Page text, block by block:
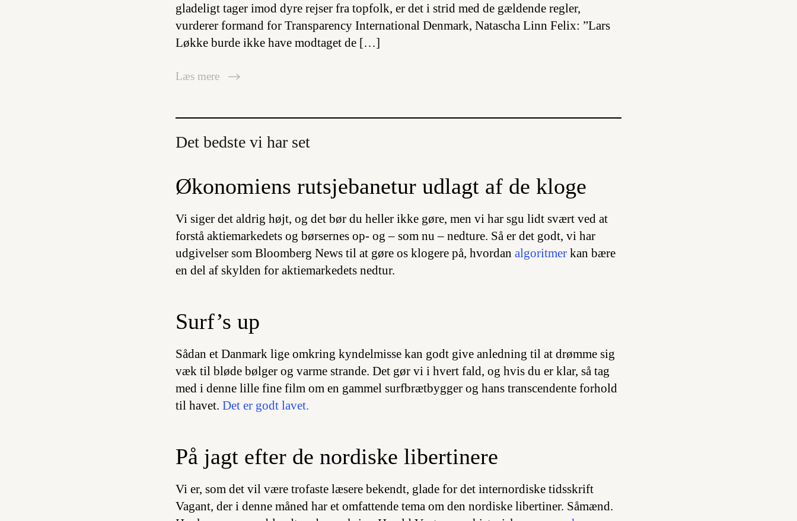
gladeligt tager imod dyre rejser fra topfolk, er det i strid med de gældende regler,
vurderer formand for Transparency International Denmark, Natascha Linn Felix: ”Lars
Løkke burde ikke have modtaget de […]
Læs mere
Det bedste vi har set
Økonomiens rutsjebanetur udlagt af de kloge
Vi siger det aldrig højt, og det bør du heller ikke gøre, men vi har sgu lidt svært ved at
forstå aktiemarkedets og børsernes op- og – som nu – nedture. Så er det godt, vi har
udgivelser som Bloomberg News til at gøre os klogere på, hvordan algoritmer kan bære
en del af skylden for aktiemarkedets nedtur.
Surf’s up
Sådan et Danmark lige omkring kyndelmisse kan godt give anledning til at drømme sig
væk til bløde bølger og varme strande. Det gør vi i hvert fald, og hvis du er klar, så tag
med i denne lille fine film om en gammel surfbrætbygger og hans transcendente forhold
til havet. Det er godt lavet.
På jagt efter de nordiske libertinere
Vi er, som det vil være trofaste læsere bekendt, glade for det internordiske tidsskrift
Vagant, der i denne måned har et omfattende tema om den nordiske libertiner. Såmænd.